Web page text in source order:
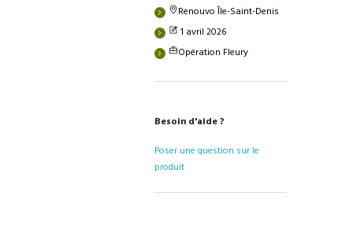
Renouvo Île-Saint-Denis
1 avril 2026
Opération Fleury
Besoin d'aide ?
Poser une question sur le
produit